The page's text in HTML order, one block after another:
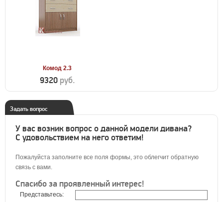
Комод 2.3
9320 руб.
Задать вопрос
У вас возник вопрос о данной модели дивана?
С удовольствием на него ответим!
Пожалуйста заполните все поля формы, это облегчит обратную
связь с вами.
Спасибо за проявленный интерес!
Представьтесь: